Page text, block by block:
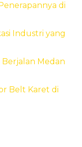
di
Industri yang
Medan
Belt Karet di